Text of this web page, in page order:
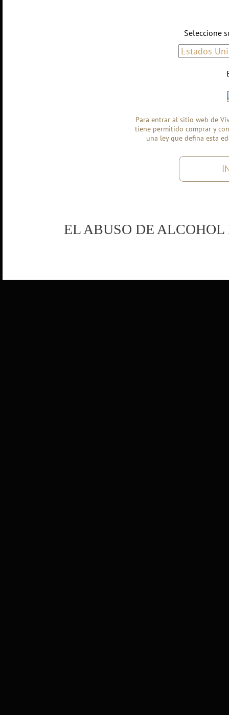
Seleccione
Para entrar al sitio web de
tiene permitido comprar y
una ley que defina esta
EL ABUSO DE